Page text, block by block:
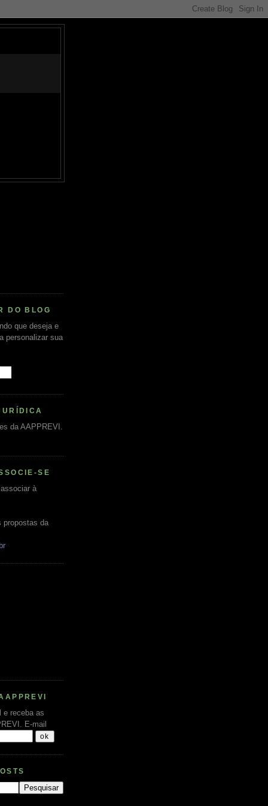
DO BLOG
que deseja e
personalizar sua
da AAPPREVI.
SE
à
propostas da
e receba as
E-mail